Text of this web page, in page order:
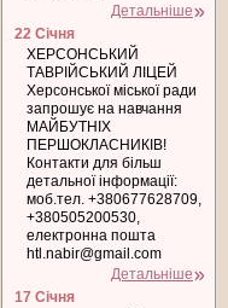
Детальніше
22 Січня
ХЕРСОНСЬКИЙ
ТАВРІЙСЬКИЙ ЛІЦЕЙ
Херсонської міської ради
запрошує на навчання
МАЙБУТНІХ
ПЕРШОКЛАСНИКІВ!
Контакти для більш
детальної інформації:
моб.тел. +380677628709,
+380505200530,
електронна пошта
htl.nabir@gmail.com
Детальніше
17 Січня